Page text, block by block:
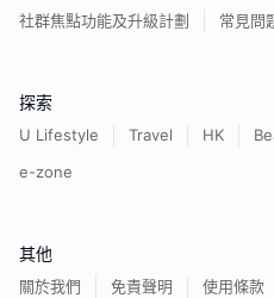
社群焦點功能及升級計劃
常見問
探索
U Lifestyle Travel HK
e-zone
其他
關於我們 免責聲明 使用條款